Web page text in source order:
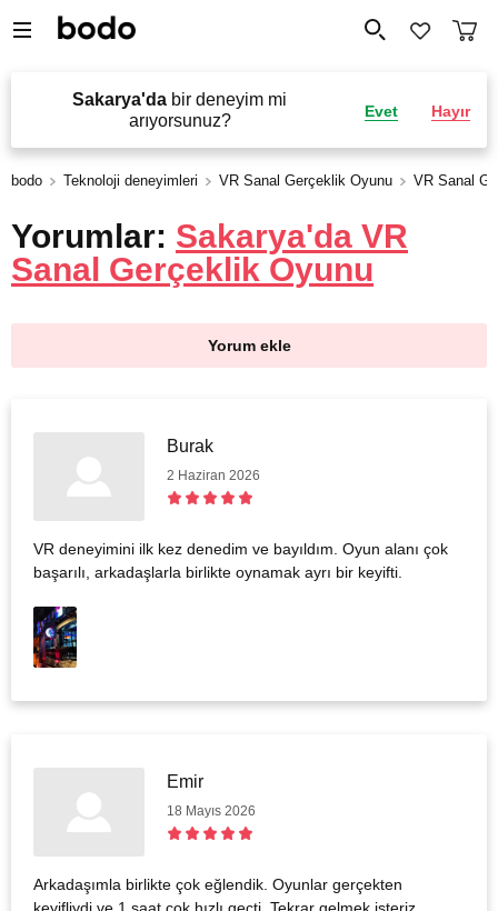
Sakarya'da bir deneyim mi
arıyorsunuz?
Evet Hayır
bodo Teknoloji deneyimleri VR Sanal Gerçeklik Oyunu VR Sanal
Yorumlar: Sakarya'da VR
Sanal Gerçeklik Oyunu
Yorum ekle
Burak
2 Haziran 2026
VR deneyimini ilk kez denedim ve bayıldım. Oyun alanı çok
başarılı, arkadaşlarla birlikte oynamak ayrı bir keyifti.
Emir
18 Mayıs 2026
Arkadaşımla birlikte çok eğlendik. Oyunlar gerçekten